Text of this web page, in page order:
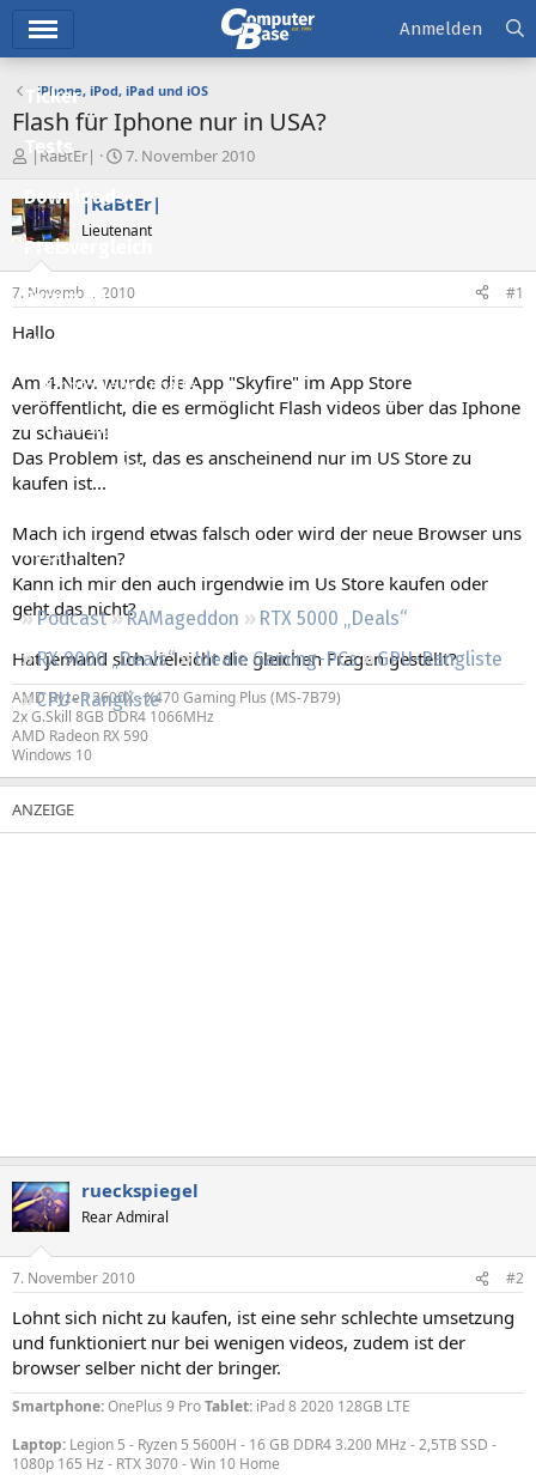
Ticker
Tests
Downloads
Preisvergleich
Forum
Aktuelles
Empfohlene Inhalte
Neue Beiträge
Neueste Aktivitäten
Regeln
Podcast RAMageddon
RTX 5000 „Deals“
RX 9000 „Deals“
Ideale Gaming-PCs
GPU-Rangliste
CPU-Rangliste
Anmelden
iPhone, iPod, iPad und iOS
Flash für Iphone nur in USA?
E
s
t
e
l
e
r
|RaBtEr|
E
s
e
t
7. November 2010
|RaBtEr|
Lieutenant
7. November 2010 #1
Hallo
Am 4.Nov. wurde die App "Skyfire" im App Store
veröffentlicht, die es ermöglicht Flash videos über das Iphone
zu schauen!
Das Problem ist, das es anscheinend nur im US Store zu
kaufen ist...
Mach ich irgend etwas falsch oder wird der neue Browser uns
vorenthalten?
Kann ich mir den auch irgendwie im Us Store kaufen oder
geht das nicht?
Hat jemand sich vieleicht die gleichen Fragen gestellt?
AMD Ryzen 2600X - X470 Gaming Plus (MS-7B79)
2x G.Skill 8GB DDR4 1066MHz
AMD Radeon RX 590
Windows 10
rueckspiegel
Rear Admiral
7. November 2010 #2
Lohnt sich nicht zu kaufen, ist eine sehr schlechte umsetzung
und funktioniert nur bei wenigen videos, zudem ist der
browser selber nicht der bringer.
Smartphone:OnePlus 9 ProTablet: iPad 8 2020 128GB LTE
Laptop: Legion 5 - Ryzen 5 5600H - 16 GB DDR4 3.200 MHz - 2,5TB SSD -
1080p 165 Hz - RTX 3070 - Win 10 Home